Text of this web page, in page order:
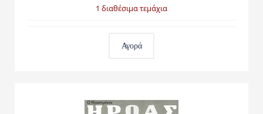
1 διαθέσιμα τεμάχια
Αγορά